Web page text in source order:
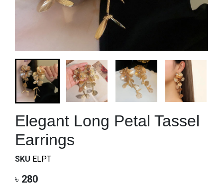
Elegant Long Petal Tassel
Earrings
SKU ELPT
৳ 280